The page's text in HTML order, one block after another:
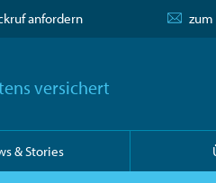
anfordern
versichert
& Stories